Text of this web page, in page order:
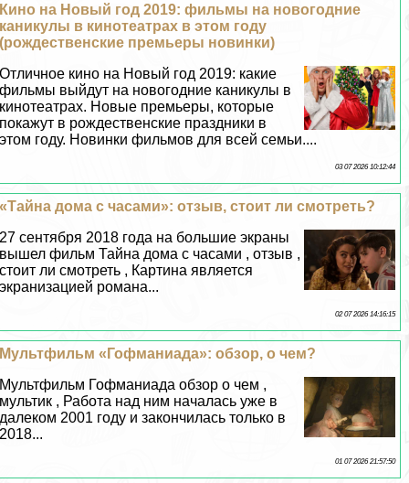
Кино на Новый год 2019: фильмы на новогодние
каникулы в кинотеатрах в этом году
(рождественские премьеры новинки)
Отличное кино на Новый год 2019: какие
фильмы выйдут на новогодние каникулы в
кинотеатрах. Новые премьеры, которые
покажут в рождественские праздники в
этом году. Новинки фильмов для всей семьи....
03 07 2026 10:12:44
«Тайна дома с часами»: отзыв, стоит ли смотреть?
27 сентября 2018 года на большие экраны
вышел фильм Тайна дома с часами , отзыв ,
стоит ли смотреть , Картина является
экранизацией романа...
02 07 2026 14:16:15
Мультфильм «Гофманиада»: обзор, о чем?
Мультфильм Гофманиада обзор о чем ,
мультик , Работа над ним началась уже в
далеком 2001 году и закончилась только в
2018...
01 07 2026 21:57:50